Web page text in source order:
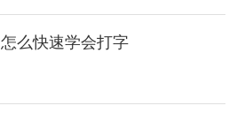
怎么快速学会打字